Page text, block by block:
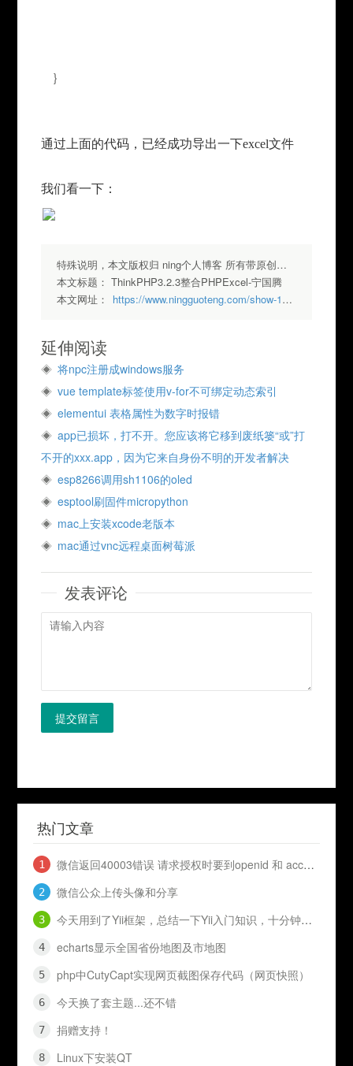
}
通过上面的代码，已经成功导出一下excel文件
我们看一下：
特殊说明，本文版权归 ning个人博客 所有带原创标签请勿转载，转载请注明出处.
本文标题：ThinkPHP3.2.3整合PHPExcel-宁国腾
本文网址：
https://www.ningguoteng.com/show-188.html
延伸阅读
将npc注册成windows服务
vue template标签使用v-for不可绑定动态索引
elementui 表格属性为数字时报错
app已损坏，打不开。您应该将它移到废纸篓“或”打
不开的xxx.app，因为它来自身份不明的开发者解决
esp8266调用sh1106的oled
esptool刷固件micropython
mac上安装xcode老版本
mac通过vnc远程桌面树莓派
发表评论
提交留言
热门文章
微信返回40003错误 请求授权时要到openid 和 access_token
微信公众上传头像和分享
今天用到了Yii框架，总结一下Yii入门知识，十分钟入门Yii
echarts显示全国省份地图及市地图
php中CutyCapt实现网页截图保存代码（网页快照）
今天换了套主题...还不错
捐赠支持！
Linux下安装QT